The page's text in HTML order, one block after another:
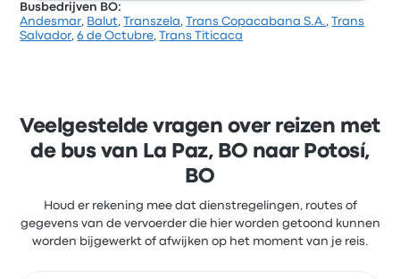
Op basis van 12 beoordelingen heeft het bedrijf 3
beginnen bij € 17
Busbedrijven BO:
Andesmar, Balut,Transzela,Trans Copacabana S.A. ,Trans
Salvador,6 de Octubre,Trans Titicaca
Veelgestelde vragen over reizen met
de bus van La Paz, BO naar Potosí,
BO
Houd er rekening mee dat dienstregelingen, routes of
gegevens van de vervoerder die hier worden getoond kunnen
worden bijgewerkt of afwijken op het moment van je reis.